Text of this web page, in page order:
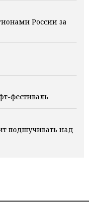
России за
фестиваль
подшучивать над